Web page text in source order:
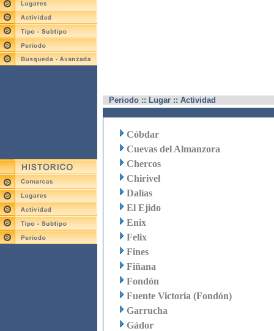
Periodo :: Lugar :: Actividad
Cóbdar
Cuevas del Almanzora
Chercos
Chirivel
Dalías
El Ejido
Enix
Felix
Fines
Fiñana
Fondón
Fuente Victoria (Fondón)
Garrucha
Gádor